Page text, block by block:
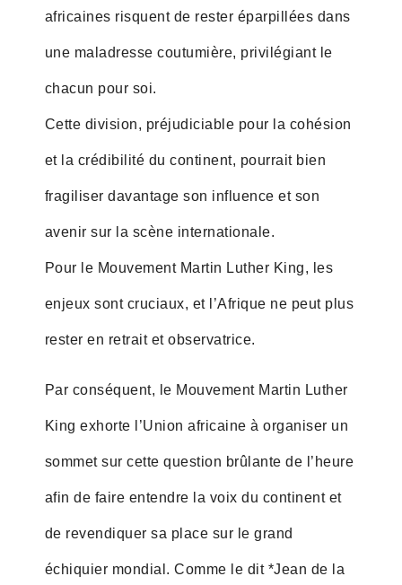
africaines risquent de rester éparpillées dans
une maladresse coutumière, privilégiant le
chacun pour soi.
Cette division, préjudiciable pour la cohésion
et la crédibilité du continent, pourrait bien
fragiliser davantage son influence et son
avenir sur la scène internationale.
Pour le Mouvement Martin Luther King, les
enjeux sont cruciaux, et l’Afrique ne peut plus
rester en retrait et observatrice.
Par conséquent, le Mouvement Martin Luther
King exhorte l’Union africaine à organiser un
sommet sur cette question brûlante de l’heure
afin de faire entendre la voix du continent et
de revendiquer sa place sur le grand
échiquier mondial. Comme le dit *Jean de la